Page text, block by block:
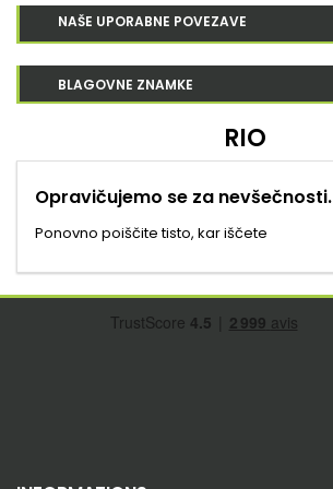
NAŠE UPORABNE POVEZAVE
BLAGOVNE ZNAMKE
RIO
Opravičujemo se za nevšečnosti.
Ponovno poiščite tisto, kar iščete